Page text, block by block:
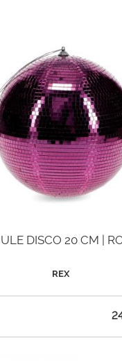
DISCO 20 CM |
REX